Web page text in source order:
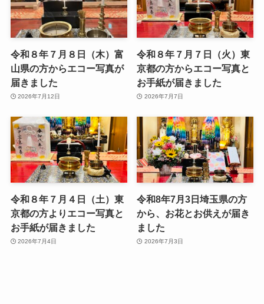
令和８年７月８日（木）富
山県の方からエコー写真が
届きました
2026年7月12日
令和８年７月７日（火）東
京都の方からエコー写真と
お手紙が届きました
2026年7月7日
令和８年７月４日（土）東
京都の方よりエコー写真と
お手紙が届きました
2026年7月4日
令和8年7月3日埼玉県の方
から、お花とお供えが届き
ました
2026年7月3日